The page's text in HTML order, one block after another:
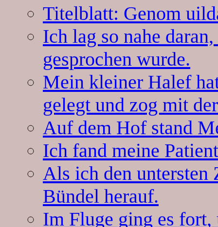
Titelblatt: Genom
Ich lag so nahe
gesprochen wurde.
Mein kleiner Halef
gelegt und zog mit
Auf dem Hof stand
Ich fand meine
Als ich den untersten
Bündel herauf.
Im Fluge ging es